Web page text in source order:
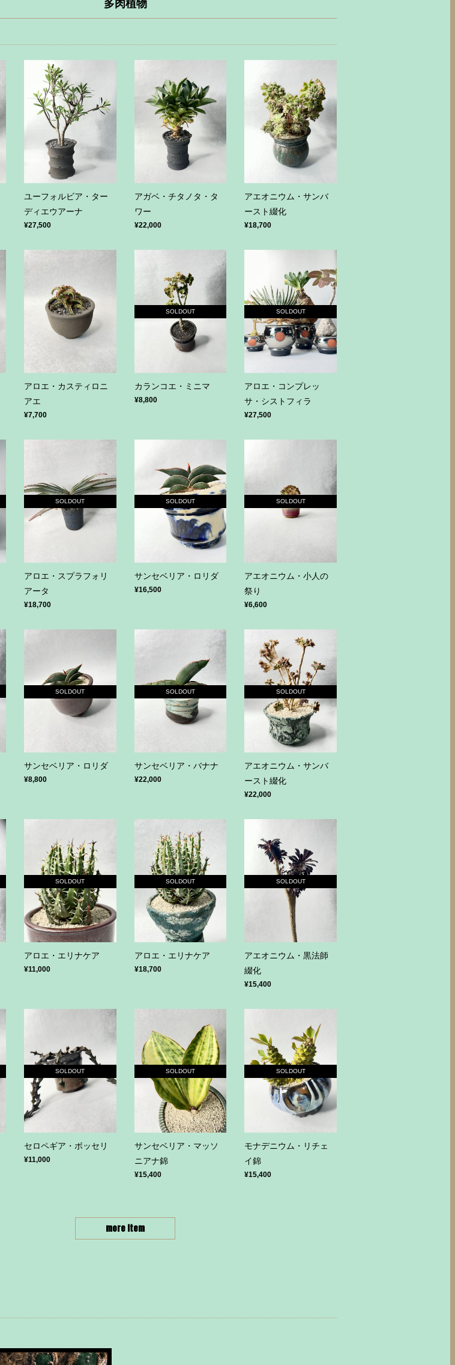
多肉植物
ユーフォルビア・ター
ディエウアーナ
¥27,500
アガベ・チタノタ・タ
ワー
¥22,000
アエオニウム・サンバ
ースト綴化
¥18,700
アロエ・カスティロニ
アエ
¥7,700
SOLDOUT
カランコエ・ミニマ
¥8,800
SOLDOUT
アロエ・コンプレッ
サ・シストフィラ
¥27,500
SOLDOUT
アロエ・スプラフォリ
アータ
¥18,700
SOLDOUT
サンセベリア・ロリダ
¥16,500
SOLDOUT
アエオニウム・小人の
祭り
¥6,600
SOLDOUT
サンセベリア・ロリダ
¥8,800
SOLDOUT
サンセベリア・バナナ
¥22,000
SOLDOUT
アエオニウム・サンバ
ースト綴化
¥22,000
SOLDOUT
アロエ・エリナケア
¥11,000
SOLDOUT
アロエ・エリナケア
¥18,700
SOLDOUT
アエオニウム・黒法師
綴化
¥15,400
SOLDOUT
セロペギア・ボッセリ
¥11,000
SOLDOUT
サンセベリア・マッソ
ニアナ錦
¥15,400
SOLDOUT
モナデニウム・リチェ
イ錦
¥15,400
more item